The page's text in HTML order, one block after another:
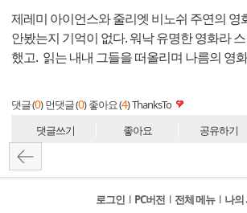
제레미 아이언스와 줄리엣 비노쉬 주연의 영
안봤는지 기억이 없다. 워낙 유명한 영화라
했고. 읽는 내내 그들을 떠올리며 나름의 영
댓글 (0) 먼댓글 (0) 좋아요 (4)ThanksTo
댓글쓰기 좋아요 공유하기
로그인 l PC버전 l 전체 메뉴 l 나의